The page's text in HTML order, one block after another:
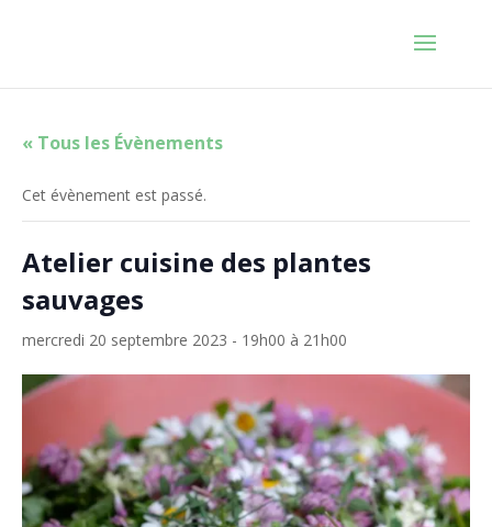
« Tous les Évènements
Cet évènement est passé.
Atelier cuisine des plantes
sauvages
mercredi 20 septembre 2023 - 19h00 à 21h00